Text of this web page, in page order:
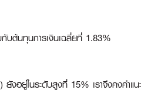
บต้นทุนการเงินเฉลี่ยที่ 1.83%
งอยู่ในระดับสูงที่ 15% เราจึงคงคำ